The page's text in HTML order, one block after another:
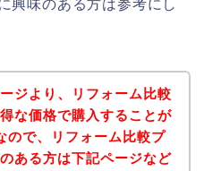
興味のある方は参考にし
ジより、リフォーム比較
な価格で購入することが
ので、リフォーム比較プ
ある方は下記ページなど